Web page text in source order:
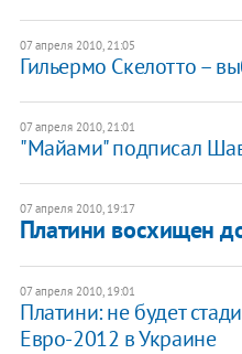
07 апреля 2010, 21:05
Гильермо Скелотто –
07 апреля 2010, 21:01
"Майами" подписал
07 апреля 2010, 19:17
Платини восхищен
07 апреля 2010, 19:01
Платини: не будет
Евро-2012 в Украине